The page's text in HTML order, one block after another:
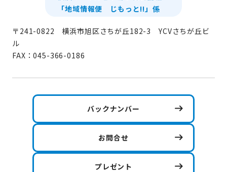
「地域情報便 じもっと!!」係
〒241-0822 横浜市旭区さちが丘182-3 YCVさちが丘ビ
ル
FAX：045-366-0186
バックナンバー
お問合せ
プレゼント